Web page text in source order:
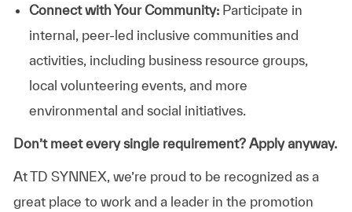
Connect with Your Community:Participate in
internal, peer-led inclusive communities and
activities, including business resource groups,
local volunteering events, and more
environmental and social initiatives.
Don’t meet every single requirement? Apply anyway.
At TD SYNNEX, we’re proud to be recognized as a
great place to work and a leader in the promotion